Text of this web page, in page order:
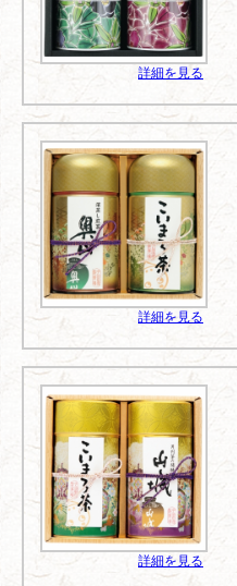
詳細を見る
詳細を見る
詳細を見る